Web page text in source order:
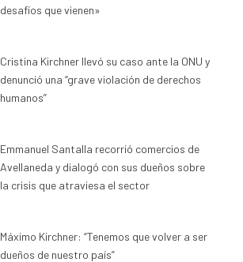
desafíos que vienen»
Cristina Kirchner llevó su caso ante la ONU y
denunció una “grave violación de derechos
humanos”
Emmanuel Santalla recorrió comercios de
Avellaneda y dialogó con sus dueños sobre
la crisis que atraviesa el sector
Máximo Kirchner: “Tenemos que volver a ser
dueños de nuestro país”